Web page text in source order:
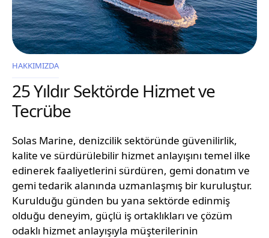
HAKKIMIZDA
25 Yıldır Sektörde Hizmet ve
Tecrübe
Solas Marine, denizcilik sektöründe güvenilirlik,
kalite ve sürdürülebilir hizmet anlayışını temel ilke
edinerek faaliyetlerini sürdüren, gemi donatım ve
gemi tedarik alanında uzmanlaşmış bir kuruluştur.
Kurulduğu günden bu yana sektörde edinmiş
olduğu deneyim, güçlü iş ortaklıkları ve çözüm
odaklı hizmet anlayışıyla müşterilerinin